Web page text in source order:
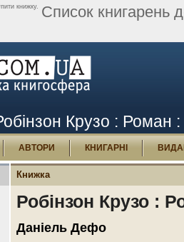
книжку. Список книгарень
Крузо : Роман :
АВТОРИ КНИГАРНІ
Книжка
Робінзон Крузо :
Даніель Дефо